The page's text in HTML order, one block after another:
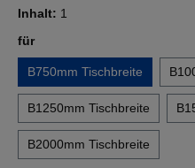
Inhalt: 1
fürauswählen
B750mm Tischbreite
B1250mm Tischbreite
B2000mm Tischbreite